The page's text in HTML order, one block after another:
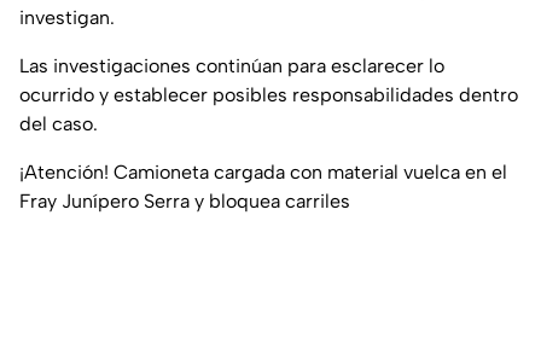
investigan.
Las investigaciones continúan para esclarecer lo
ocurrido y establecer posibles responsabilidades dentro
del caso.
¡Atención! Camioneta cargada con material vuelca en el
Fray Junípero Serra y bloquea carriles